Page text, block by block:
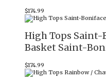
$174.99
High Tops Saint-
Basket Saint-
$174.99